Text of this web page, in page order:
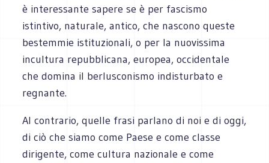
è interessante sapere se è per fascismo
istintivo, naturale, antico, che nascono queste
bestemmie istituzionali, o per la nuovissima
incultura repubblicana, europea, occidentale
che domina il berlusconismo indisturbato e
regnante.
Al contrario, quelle frasi parlano di noi e di oggi,
di ciò che siamo come Paese e come classe
dirigente, come cultura nazionale e come